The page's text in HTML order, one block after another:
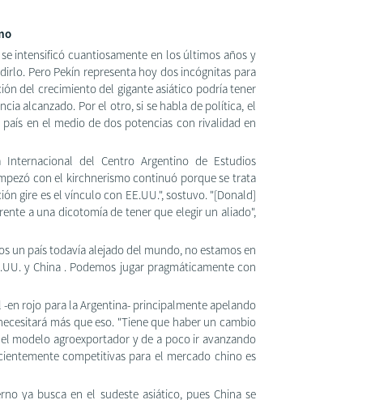
intensificó cuantiosamente en los últimos años y
Pero Pekín representa hoy dos incógnitas para
del crecimiento del gigante asiático podría tener
alcanzado. Por el otro, si se habla de política, el
en el medio de dos potencias con rivalidad en
del Centro Argentino de Estudios
con el kirchnerismo continuó porque se trata
gire es el vínculo con EE.UU.", sostuvo. "[Donald]
a una dicotomía de tener que elegir un aliado",
un país todavía alejado del mundo, no estamos en
y China . Podemos jugar pragmáticamente con
en rojo para la Argentina- principalmente apelando
más que eso. "Tiene que haber un cambio
modelo agroexportador y de a poco ir avanzando
competitivas para el mercado chino es
ya busca en el sudeste asiático, pues China se